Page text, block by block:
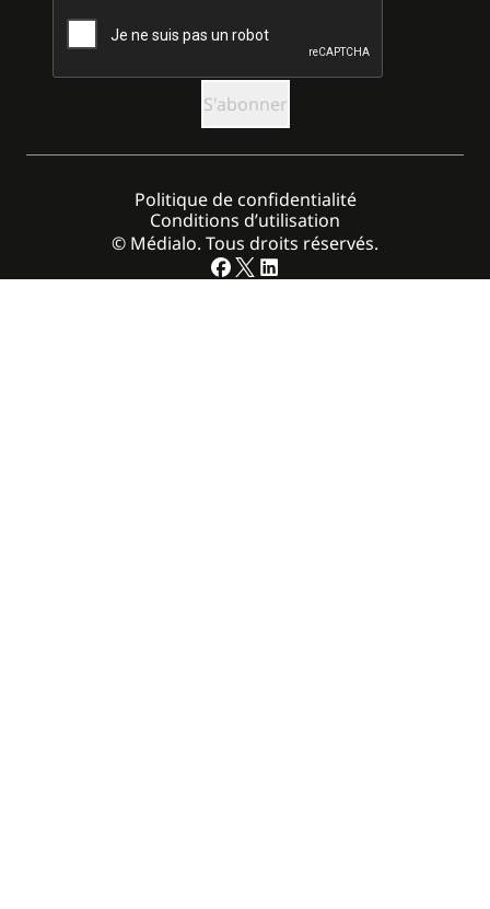
© Médialo. Tous droits réservés.
Politique de confidentialité
Conditions d’utilisation